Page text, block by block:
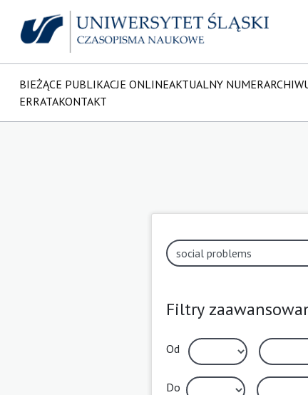
BIEŻĄCE PUBLIKACJE ONLINEAKTUALNY NUMER
ERRATAKONTAKT
Filtry
Od
Do